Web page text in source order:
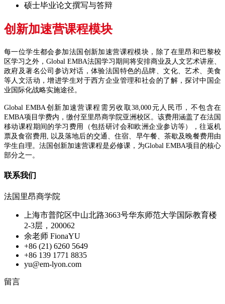
硕士毕业论文撰写与答辩
创新加速营课程模块
每一位学生都会参加法国创新加速营课程模块，除了在里昂和巴黎校
区学习之外，Global EMBA法国学习期间将安排商业及人文艺术讲座、
政府及著名公司参访对话，体验法国特色的品牌、文化、艺术、美食
等人文活动，增进学生对于西方企业管理和社会的了解，探讨中国企
业国际化战略实施途径。
Global EMBA创新加速营课程需另收取38,000元人民币，不包含在
EMBA项目学费内，缴付至里昂商学院亚洲校区。该费用涵盖了在法国
移动课程期间的学习费用（包括研讨会和欧洲企业参访等），往返机
票及食宿费用, 以及落地后的交通、住宿、早午餐、茶歇及晚餐费用由
学生自理。法国创新加速营课程是必修课，为Global EMBA项目的核心
部分之一。
联系我们
法国里昂商学院
上海市普陀区中山北路3663号华东师范大学国际教育楼
2-3层，200062
余老师 FionaYU
+86 (21) 6260 5649
+86 139 1771 8835
yu@em-lyon.com
留言